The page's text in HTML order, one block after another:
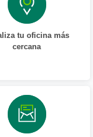
tu oficina más
cercana